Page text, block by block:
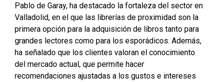
Pablo de Garay, ha destacado la fortaleza del sector en
Valladolid, en el que las librerías de proximidad son la
primera opción para la adquisición de libros tanto para
grandes lectores como para los esporádicos. Además,
ha señalado que los clientes valoran el conocimiento
del mercado actual, que permite hacer
recomendaciones ajustadas a los gustos e intereses